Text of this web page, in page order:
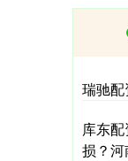
瑞驰
库东
损？